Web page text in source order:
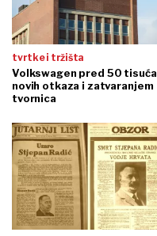
tvrtke i tržišta
Volkswagen pred 50 tisuća
novih otkaza i zatvaranjem
tvornica